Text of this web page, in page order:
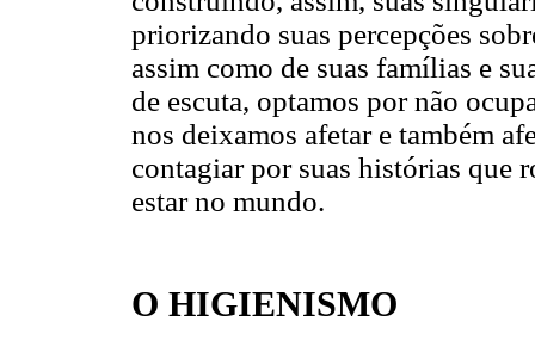
priorizando suas percepções
assim como de suas famílias e
de escuta, optamos por não
nos deixamos afetar e também
contagiar por suas histórias que
estar no mundo.
O HIGIENISMO